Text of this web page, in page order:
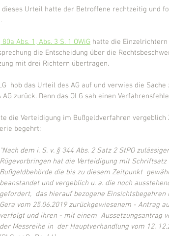
dieses Urteil hatte der Betroffene rechtzeitig und
80a Abs. 1, Abs. 3 S. 1 OWiG hatte die
die Entscheidung über die
mit drei Richtern übertragen.
hob das Urteil des AG auf und verwies die
AG zurück. Denn das OLG sah einen
die Verteidigung im Bußgeldverfahren vergeblich
begehrt:
"Nach dem i. S. v. § 344 Abs. 2 Satz 2 StPO
Rügevorbringen hat die Verteidigung mit
Bußgeldbehörde die bis zu diesem Zeitpunkt
beanstandet und vergeblich u. a. die noch
gefordert,  das hierauf bezogene
Gera vom 25.06.2019 zurückgewiesenem - Antrag
verfolgt und ihren - mit einem  Aussetzungsantrag
der Messreihe in  der Hauptverhandlung vom 12.